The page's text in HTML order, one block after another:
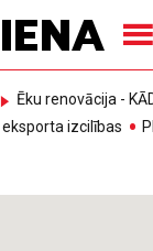
Ēku renovācija -
eksporta izcilības